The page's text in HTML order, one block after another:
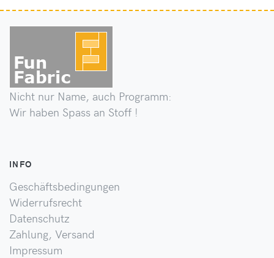
Nicht nur Name, auch Programm:
Wir haben Spass an Stoff !
INFO
Geschäftsbedingungen
Widerrufsrecht
Datenschutz
Zahlung, Versand
Impressum